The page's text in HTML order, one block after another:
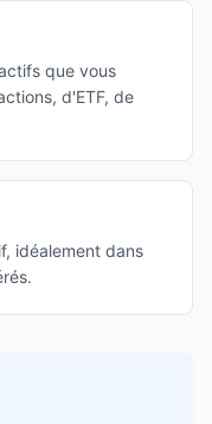
que vous
d'ETF, de
idéalement dans